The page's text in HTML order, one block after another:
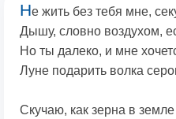
Не жить без тебя мне,
Дышу, словно воздухом,
Но ты далеко, и мне
Луне подарить волка
Скучаю, как зерна в